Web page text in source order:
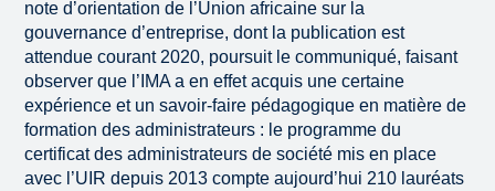
note d’orientation de l’Union africaine sur la
gouvernance d’entreprise, dont la publication est
attendue courant 2020, poursuit le communiqué, faisant
observer que l’IMA a en effet acquis une certaine
expérience et un savoir-faire pédagogique en matière de
formation des administrateurs : le programme du
certificat des administrateurs de société mis en place
avec l’UIR depuis 2013 compte aujourd’hui 210 lauréats